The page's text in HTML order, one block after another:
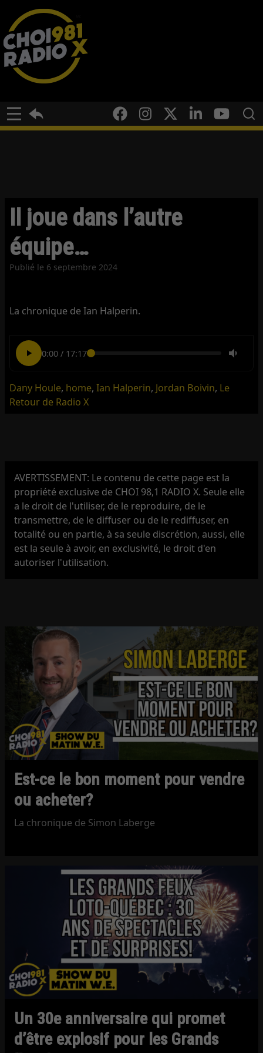
Il joue dans l’autre
équipe…
Publié le 6 septembre 2024
La chronique de Ian Halperin.
0:00/ 17:17
Dany Houle, home,Ian Halperin, Jordan Boivin, Le
Retour de Radio X
AVERTISSEMENT: Le contenu de cette page est la
propriété exclusive de CHOI 98,1 RADIO X. Seule elle
a le droit de l'utiliser, de le reproduire, de le
transmettre, de le diffuser ou de le rediffuser, en
totalité ou en partie, à sa seule discrétion, aussi, elle
est la seule à avoir, en exclusivité, le droit d'en
autoriser l'utilisation.
Est-ce le bon moment pour vendre
ou acheter?
La chronique de Simon Laberge
Un 30e anniversaire qui promet
d’être explosif pour les Grands